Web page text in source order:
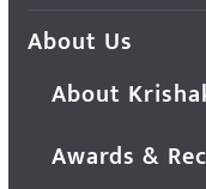
About Us
About
Awards &